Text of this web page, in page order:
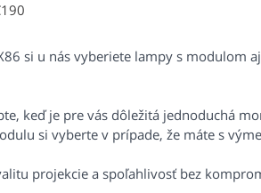
si u nás vyberiete lampy s modulom
keď je pre vás dôležitá jednoduchá
si vyberte v prípade, že máte s
projekcie a spoľahlivosť bez